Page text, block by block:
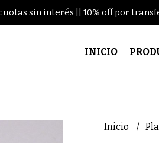
sin interés || 10% off por
INICIO
Inicio